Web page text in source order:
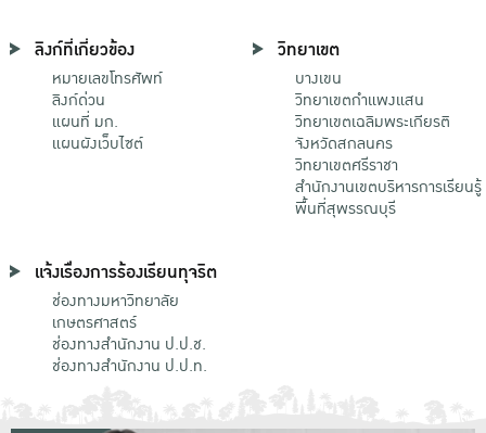
ลิงก์ที่เกี่ยวข้อง
หมายเลขโทรศัพท์
ลิงก์ด่วน
แผนที่ มก.
แผนผังเว็บไซต์
วิทยาเขต
บางเขน
วิทยาเขตกําแพงแสน
วิทยาเขตเฉลิมพระเกียรติ
จังหวัดสกลนคร
วิทยาเขตศรีราชา
สำนักงานเขตบริหารการเรียนรู้
พื้นที่สุพรรณบุรี
แจ้งเรื่องการร้องเรียนทุจริต
ช่องทางมหาวิทยาลัย
เกษตรศาสตร์
ช่องทางสำนักงาน ป.ป.ช.
ช่องทางสำนักงาน ป.ป.ท.